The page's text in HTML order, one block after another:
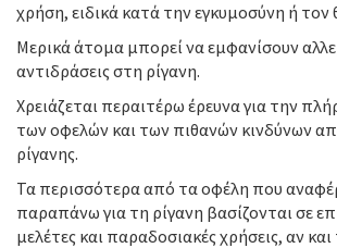
χρήση, ειδικά κατά την εγκυμοσύνη ή τον
Μερικά άτομα μπορεί να εμφανίσουν
αντιδράσεις στη ρίγανη.
Χρειάζεται περαιτέρω έρευνα για την
των οφελών και των πιθανών κινδύνων
ρίγανης.
Τα περισσότερα από τα οφέλη που
παραπάνω για τη ρίγανη βασίζονται σε
μελέτες και παραδοσιακές χρήσεις, αν